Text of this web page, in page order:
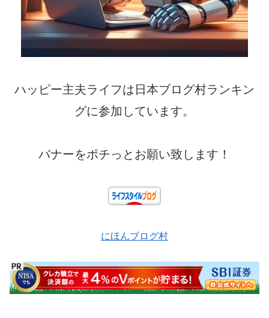
ハッピー主夫ライフは日本ブログ村ランキン
グに参加しています。
バナーをポチっとお願い致します！
にほんブログ村